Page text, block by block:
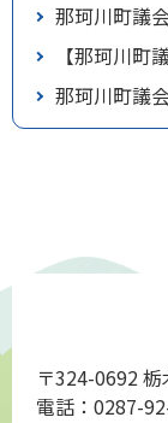
那珂川町議
【那珂川町
那珂川町議
〒324-0692
電話：0287-